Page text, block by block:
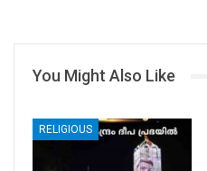
You Might Also Like
RELIGIOUS